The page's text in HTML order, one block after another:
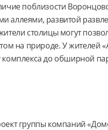
поблизости
аллеями, развитой
столицы могут
на природе. У жителей
комплекса до обширной
группы компаний